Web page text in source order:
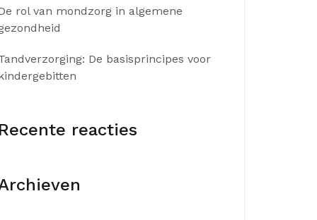
rol van mondzorg in algemene
De basisprincipes voor
reacties